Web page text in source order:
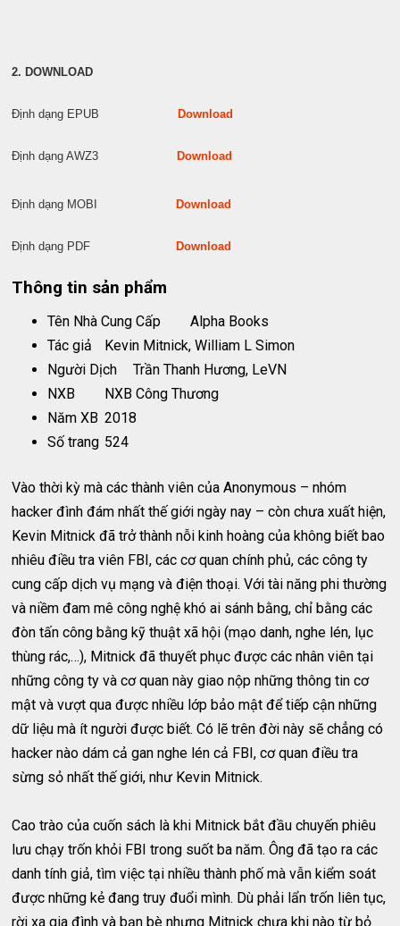
2. DOWNLOAD
Định dạng EPUB Download
Định dạng AWZ3 Download
Định dạng MOBI Download
Định dạng PDF Download
Thông tin sản phẩm
Tên Nhà Cung Cấp
Alpha Books
Tác giả
Kevin Mitnick, William L Simon
Người Dịch
Trần Thanh Hương, LeVN
NXB
NXB Công Thương
Năm XB 2018
Số trang 524
Vào thời kỳ mà các thành viên của Anonymous – nhóm
hacker đình đám nhất thế giới ngày nay – còn chưa xuất hiện,
Kevin Mitnick đã trở thành nỗi kinh hoàng của không biết bao
nhiêu điều tra viên FBI, các cơ quan chính phủ, các công ty
cung cấp dịch vụ mạng và điện thoại. Với tài năng phi thường
và niềm đam mê công nghệ khó ai sánh bằng, chỉ bằng các
đòn tấn công bằng kỹ thuật xã hội (mạo danh, nghe lén, lục
thùng rác,…), Mitnick đã thuyết phục được các nhân viên tại
những công ty và cơ quan này giao nộp những thông tin cơ
mật và vượt qua được nhiều lớp bảo mật để tiếp cận những
dữ liệu mà ít người được biết. Có lẽ trên đời này sẽ chẳng có
hacker nào dám cả gan nghe lén cả FBI, cơ quan điều tra
sừng sỏ nhất thế giới, như Kevin Mitnick.
Cao trào của cuốn sách là khi Mitnick bắt đầu chuyến phiêu
lưu chạy trốn khỏi FBI trong suốt ba năm. Ông đã tạo ra các
danh tính giả, tìm việc tại nhiều thành phố mà vẫn kiểm soát
được những kẻ đang truy đuổi mình. Dù phải lẩn trốn liên tục,
rời xa gia đình và bạn bè nhưng Mitnick chưa khi nào từ bỏ